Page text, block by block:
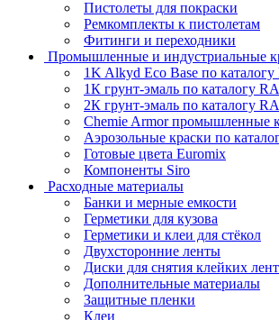
Пистолеты для покраски
Ремкомплекты к пистолетам
Фитинги и переходники
Промышленные и индустриальные
1K Alkyd Eco Base по
1К грунт-эмаль по каталогу
2К грунт-эмаль по каталогу
Chemie Armor промышленные
Аэрозольные краски по
Готовые цвета Euromix
Компоненты Siro
Расходные материалы
Банки и мерные емкости
Герметики для кузова
Герметики и клеи для стёкол
Двухсторонние ленты
Диски для снятия клейких лент
Дополнительные материалы
Защитные пленки
Клеи